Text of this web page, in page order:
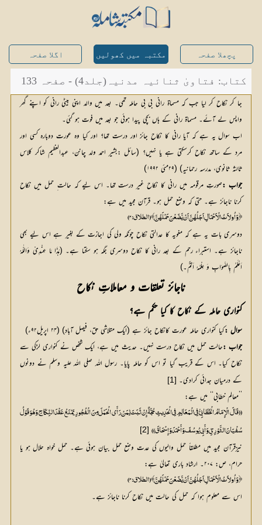
پچھلا صفحہ مکتبہ میں کھولیں اگلا صفحہ
کتاب: فتاویٰ ثنائیہ مدنیہ(جلد4) - صفحہ 133
جا کر نکاح کر لیا جب کہ مسماۃ رانی بی بی حاملہ تھی۔ بعد میں والد اپنی بیٹی رانی کو اپنے گھر
واپس لے آئے۔ مسماۃ رانی کے ہاں بچی پیدا ہوئی جو بعد میں فوت ہو گئی۔
اب سوال یہ ہے کہ آیا رانی کا نکاح جائز اور درست تھا؟ اور کیا وہ عورت دوبارہ کسی اور
مرد کے ساتھ نکاح کرسکتی ہے یا نہیں؟ (سائل :بشیر احمد ولد چانن، عبدالعظیم شاکر کلاس
ثالثہ ثانوی، مدرسہ رحمانیہ) (۲۹مئی ۱۹۹۲)
جواب :
کرنا ناجائز ہے۔ حتی کہ وضع حمل ہو۔ قرآن مجید میں ہے:
﴿وَاُولاَتُ الْاَحْمَالِ اَجَلُہُنَّ اَنْ یَّضَعْنَ حَمْلَہُنَّ﴾ (الطلاق : ۴)
دوسری بات یہ ہے کہ مغویہ کا عدالتی نکاح چونکہ ولی کی اجازت کے بغیر ہے اس لیے بھی
ناجائز ہے۔ استبراء رحم کے بعد رانی کا نکاح دوسری جگہ ہو سکتا ہے۔ (ہٰذَا مَا عِنْدِیْ وَاللّٰہُ
اَعْلَمُ بِالصَّوَابِ وَ عِلْمُہُ اَتَمُّ۔)
ناجائز تعلقات و معاملاتِ نکاح
کنواری حاملہ کے نکاح کا کیا حکم ہے؟
سوال :کیا کنواری حاملہ عورت کانکاح جائز ہے (ایک متلاشی حق، فیصل آباد) (۲۴ اپریل۹۲ء)
جواب :
کے درمیان جدائی کرادی۔ [1]
’’معالم خطابی‘‘ میں ہے:
(( قَالَ الْإِمَامُ الْخَطَّابِیُّ فِی الْمَعَالِمِ فِی الْحَدِیثِ حُجَّۃٌ إِنْ ثَبَتَ لِمَنْ رَأَی الْحَمْلَ مِنَ الْفُجُورِ یَمْنَعُ عَقْدَ النِّکَاحِ وَہُوَ قَوْلُ
سُفْیَانَ الثَّوْرِیِّ وَأَبِی یُوسُفَ وَأَحْمَدَ وَإِسْحَاقَ )) [2]
نیزقرآن مجید میں مطلقاً حمل والیوں کی عدت وضع حمل بیان ہوئی ہے۔ حمل خواہ حلال ہو یا
حرام، ص: ۲۰۷۔ ارشاد باری تعالیٰ ہے:
﴿ وَاُولاَتُ الْاَحْمَالِ اَجَلُہُنَّ اَنْ یَّضَعْنَ حَمْلَہُنَّ ﴾ (الطلاق : ۴)
اس سے معلوم ہوا کہ حمل کی حالت میں نکاح کرنا ناجائز ہے۔